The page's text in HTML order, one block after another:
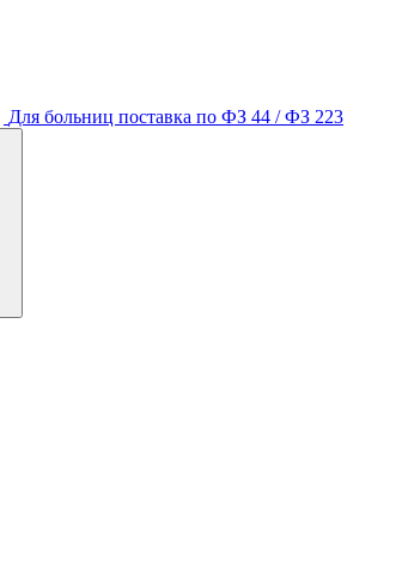
Для больниц поставка по ФЗ 44 / ФЗ 223